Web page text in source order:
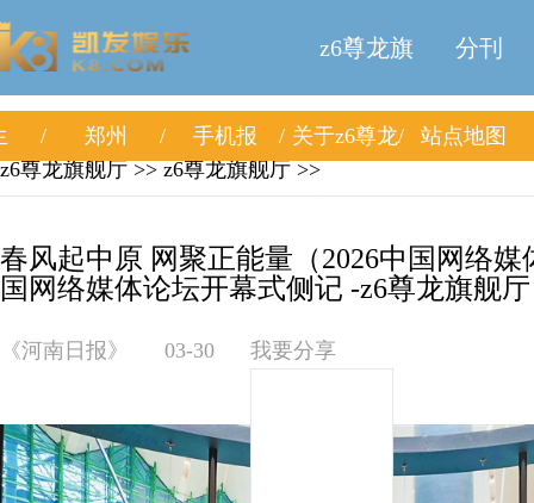
z6尊龙旗
舰厅
分刊
郑州 手机报 关于z6尊龙
站点地图
z6尊龙旗舰厅 >> z6尊龙旗舰厅 >>
春风起中原 网聚正能量（2026中国网络
国网络媒体论坛开幕式侧记 -z6尊龙旗舰厅
《河南日报》 03-30 我要分享